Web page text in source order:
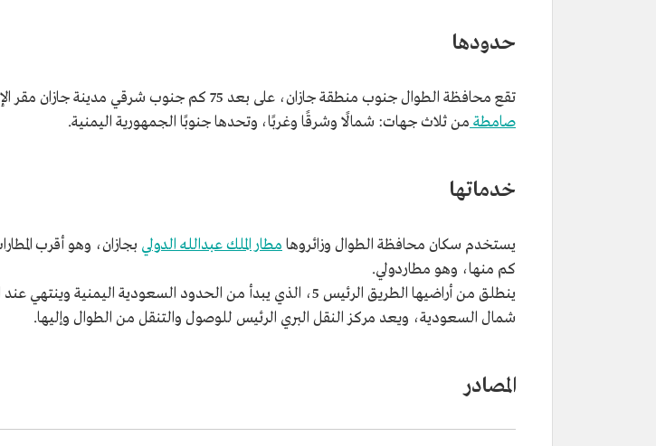
حدودها
تقع محافظة الطوال جنوب منطقة جازان، على بعد 75 كم جنوب شرقي مدينة جازان مقر الإمارة، تحيط بها
صامطة من ثلاث جهات: شمالًا وشرقًا وغربًا، وتحدها جنوبًا الجمهورية اليمنية.
خدماتها
يستخدم سكان محافظة الطوال وزائروها مطار الملك عبدالله الدولي
كم منها، وهو مطاردولي.
ينطلق من أراضيها الطريق الرئيس 5، الذي يبدأ من الحدود السعودية اليمنية
شمال السعودية، ويعد مركز النقل البري الرئيس للوصول والتنقل من الطوال وإليها.
المصادر